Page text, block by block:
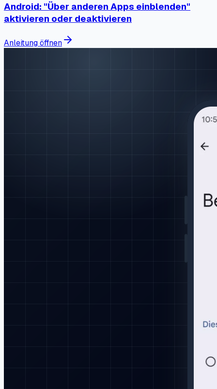
Android: "Über anderen Apps einblenden"
aktivieren oder deaktivieren
Anleitung öffnen